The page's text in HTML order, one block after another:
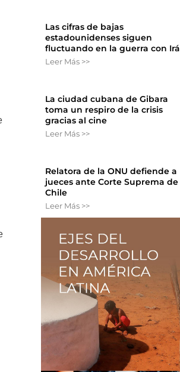
Las cifras de bajas
estadounidenses siguen
fluctuando en la guerra con
Leer Más >>
La ciudad cubana de Gibara
toma un respiro de la crisis
gracias al cine
Leer Más >>
Relatora de la ONU defiende a
jueces ante Corte Suprema de
Chile
Leer Más >>